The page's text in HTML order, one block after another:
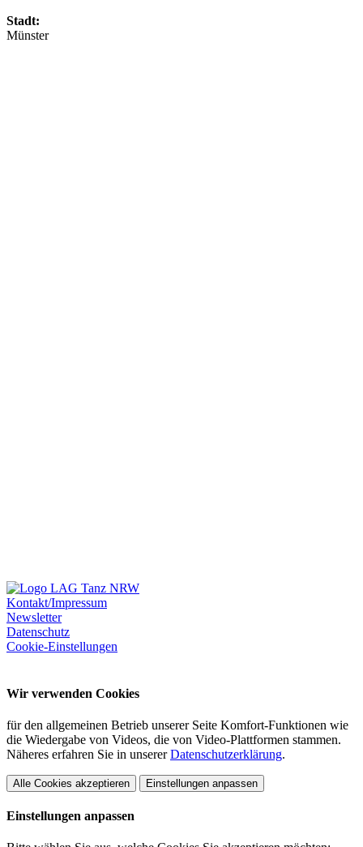
Stadt:
Münster
Kontakt/Impressum
Newsletter
Datenschutz
Cookie-Einstellungen
Wir verwenden Cookies
für den allgemeinen Betrieb unserer Seite Komfort-Funktionen wie
die Wiedergabe von Videos, die von Video-Plattformen stammen.
Näheres erfahren Sie in unsererDatenschutzerklärung.
Alle Cookies akzeptieren Einstellungen anpassen
Einstellungen anpassen